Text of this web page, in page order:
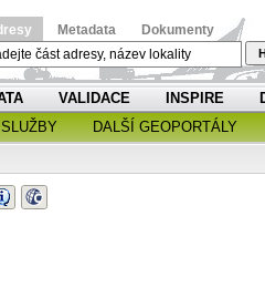
Metadata Dokumenty
VALIDACE INSPIRE
DALŠÍ GEOPORTÁLY